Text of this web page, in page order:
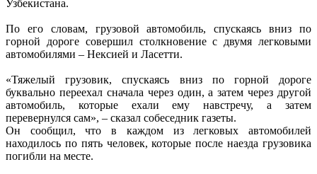
Узбекистана.
По его словам, грузовой автомобиль, спускаясь вниз по
горной дороге совершил столкновение с двумя легковыми
автомобилями – Нексией и Ласетти.
«Тяжелый грузовик, спускаясь вниз по горной дороге
буквально переехал сначала через один, а затем через другой
автомобиль, которые ехали ему навстречу, а затем
перевернулся сам», – сказал собеседник газеты.
Он сообщил, что в каждом из легковых автомобилей
находилось по пять человек, которые после наезда грузовика
погибли на месте.